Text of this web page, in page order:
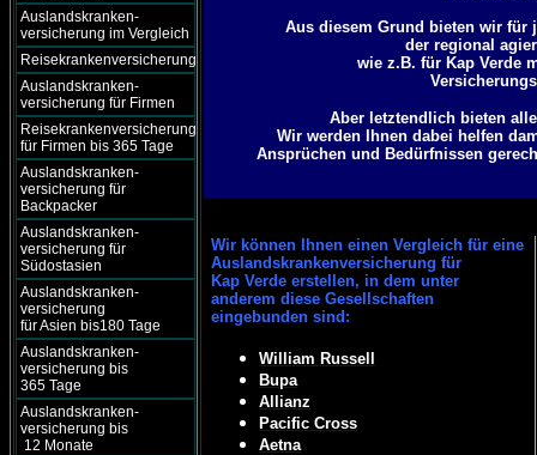
Auslandskranken-
versicherung im Vergleich
Reisekrankenversicherung
Auslandskranken-
versicherung für Firmen
Reisekrankenversicherung
für Firmen bis 365 Tage
Auslandskranken-
versicherung für
Backpacker
Auslandskranken-
versicherung für
Südostasien
Auslandskranken-
versicherung
für Asien bis180 Tage
Auslandskranken-
versicherung bis
365 Tage
Auslandskranken-
versicherung bis
12 Monate
Aus diesem Grund bieten wir für
der regional
wie z.B. für Kap Verde
Aber letztendlich bieten
Wir werden Ihnen dabei helfen
Ansprüchen und Bedürfnissen
Wir können Ihnen einen Vergleich für eine
Auslandskrankenversicherung für
Kap Verde erstellen, in dem unter
anderem diese Gesellschaften
eingebunden sind:
William Russell
Bupa
Allianz
Pacific Cross
Aetna